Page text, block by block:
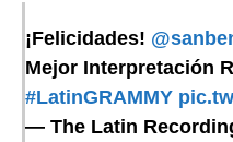
¡Felicidades!
Mejor Interpretación
#LatinGRAMMY
— The Latin